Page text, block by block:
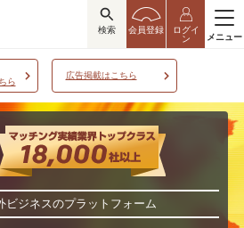
検索 会員登録
ログイ
ン
メニュー
ら
広告掲載はこちら
ビジネスのプラットフォーム